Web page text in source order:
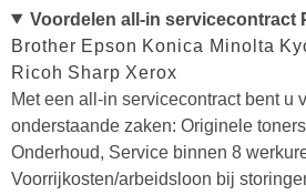
Voordelen all-in servicecontract
Brother Epson Konica Minolta
Ricoh Sharp Xerox
Met een all-in servicecontract bent u
onderstaande zaken: Originele
Onderhoud, Service binnen 8
Voorrijkosten/arbeidsloon bij